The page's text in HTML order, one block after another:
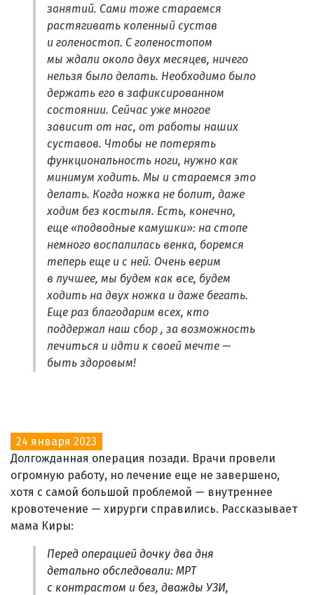
занятий. Сами тоже стараемся
растягивать коленный сустав
и голеностоп. С голеностопом
мы ждали около двух месяцев, ничего
нельзя было делать. Необходимо было
держать его в зафиксированном
состоянии. Сейчас уже многое
зависит от нас, от работы наших
суставов. Чтобы не потерять
функциональность ноги, нужно как
минимум ходить. Мы и стараемся это
делать. Когда ножка не болит, даже
ходим без костыля. Есть, конечно,
еще «подводные камушки»: на стопе
немного воспалилась венка, боремся
теперь еще и с ней. Очень верим
в лучшее, мы будем как все, будем
ходить на двух ножка и даже бегать.
Еще раз благодарим всех, кто
поддержал наш сбор , за возможность
лечиться и идти к своей мечте —
быть здоровым!
24 января 2023
Долгожданная операция позади. Врачи провели
огромную работу, но лечение еще не завершено,
хотя с самой большой проблемой — внутреннее
кровотечение — хирурги справились. Рассказывает
мама Киры:
Перед операцией дочку два дня
детально обследовали: МРТ
с контрастом и без, дважды УЗИ,